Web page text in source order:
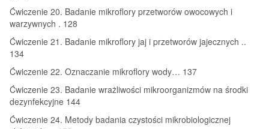
Ćwiczenie 20. Badanie mikroflory przetworów owocowych i
warzywnych . 128
Ćwiczenie 21. Badanie mikroflory jaj i przetworów jajecznych ..
134
Ćwiczenie 22. Oznaczanie mikroflory wody… 137
Ćwiczenie 23. Badanie wrażliwości mikroorganizmów na środki
dezynfekcyjne 144
Ćwiczenie 24. Metody badania czystości mikrobiologicznej